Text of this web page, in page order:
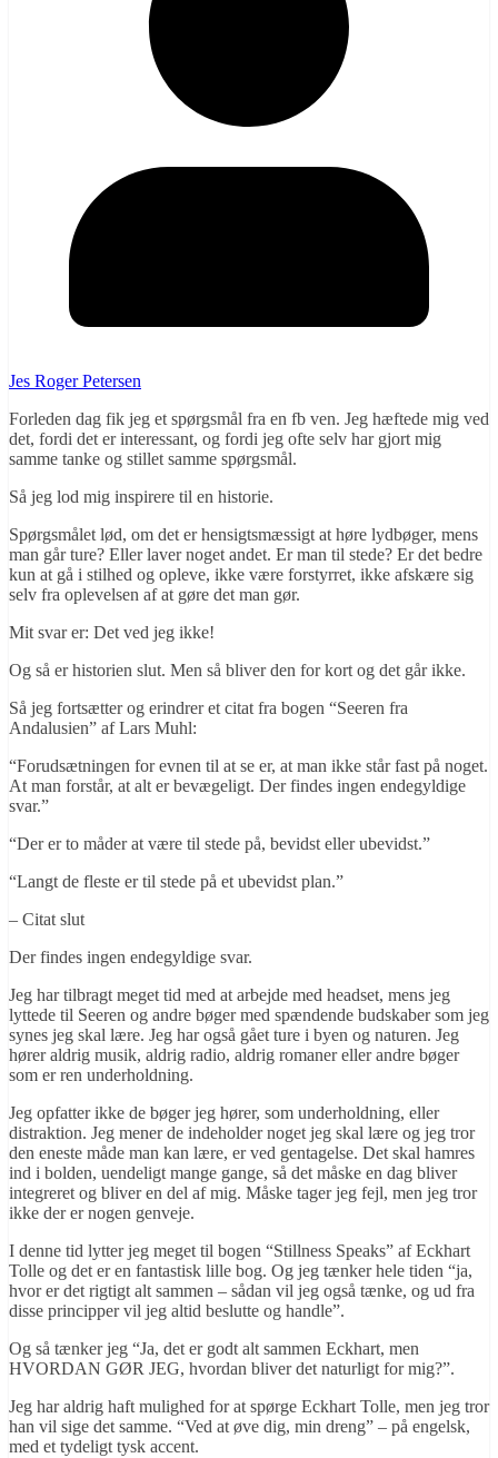
Jes Roger Petersen
Forleden dag fik jeg et spørgsmål fra en fb ven. Jeg hæftede mig ved
det, fordi det er interessant, og fordi jeg ofte selv har gjort mig
samme tanke og stillet samme spørgsmål.
Så jeg lod mig inspirere til en historie.
Spørgsmålet lød, om det er hensigtsmæssigt at høre lydbøger, mens
man går ture? Eller laver noget andet. Er man til stede? Er det bedre
kun at gå i stilhed og opleve, ikke være forstyrret, ikke afskære sig
selv fra oplevelsen af at gøre det man gør.
Mit svar er: Det ved jeg ikke!
Og så er historien slut. Men så bliver den for kort og det går ikke.
Så jeg fortsætter og erindrer et citat fra bogen “Seeren fra
Andalusien” af Lars Muhl:
“Forudsætningen for evnen til at se er, at man ikke står fast på noget.
At man forstår, at alt er bevægeligt. Der findes ingen endegyldige
svar.”
“Der er to måder at være til stede på, bevidst eller ubevidst.”
“Langt de fleste er til stede på et ubevidst plan.”
– Citat slut
Der findes ingen endegyldige svar.
Jeg har tilbragt meget tid med at arbejde med headset, mens jeg
lyttede til Seeren og andre bøger med spændende budskaber som jeg
synes jeg skal lære. Jeg har også gået ture i byen og naturen. Jeg
hører aldrig musik, aldrig radio, aldrig romaner eller andre bøger
som er ren underholdning.
Jeg opfatter ikke de bøger jeg hører, som underholdning, eller
distraktion. Jeg mener de indeholder noget jeg skal lære og jeg tror
den eneste måde man kan lære, er ved gentagelse. Det skal hamres
ind i bolden, uendeligt mange gange, så det måske en dag bliver
integreret og bliver en del af mig. Måske tager jeg fejl, men jeg tror
ikke der er nogen genveje.
I denne tid lytter jeg meget til bogen “Stillness Speaks” af Eckhart
Tolle og det er en fantastisk lille bog. Og jeg tænker hele tiden “ja,
hvor er det rigtigt alt sammen – sådan vil jeg også tænke, og ud fra
disse principper vil jeg altid beslutte og handle”.
Og så tænker jeg “Ja, det er godt alt sammen Eckhart, men
HVORDAN GØR JEG, hvordan bliver det naturligt for mig?”.
Jeg har aldrig haft mulighed for at spørge Eckhart Tolle, men jeg tror
han vil sige det samme. “Ved at øve dig, min dreng” – på engelsk,
med et tydeligt tysk accent.